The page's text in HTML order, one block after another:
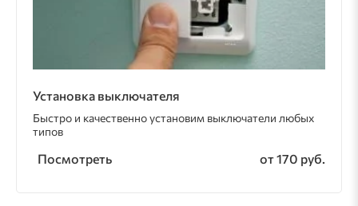
Установка выключателя
Быстро и качественно установим выключатели любых
типов
Посмотреть от 170 руб.